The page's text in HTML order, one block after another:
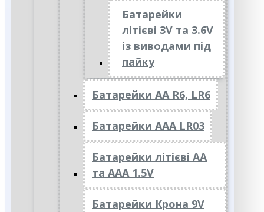
Батарейки
літієві 3V та 3.6V
із виводами під
пайку
Батарейки АА R6, LR6
Батарейки АAА LR03
Батарейки літієві АА
та ААА 1.5V
Батарейки Крона 9V